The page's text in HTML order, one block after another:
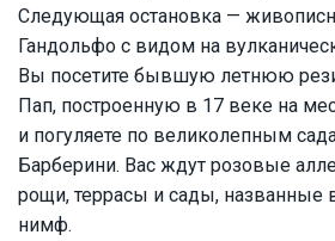
Следующая остановка —
Гандольфо с видом на
Вы посетите бывшую летнюю
Пап, построенную в 17 веке на
и погуляете по великолепным
Барберини. Вас ждут розовые
рощи, террасы и сады, названные
нимф.